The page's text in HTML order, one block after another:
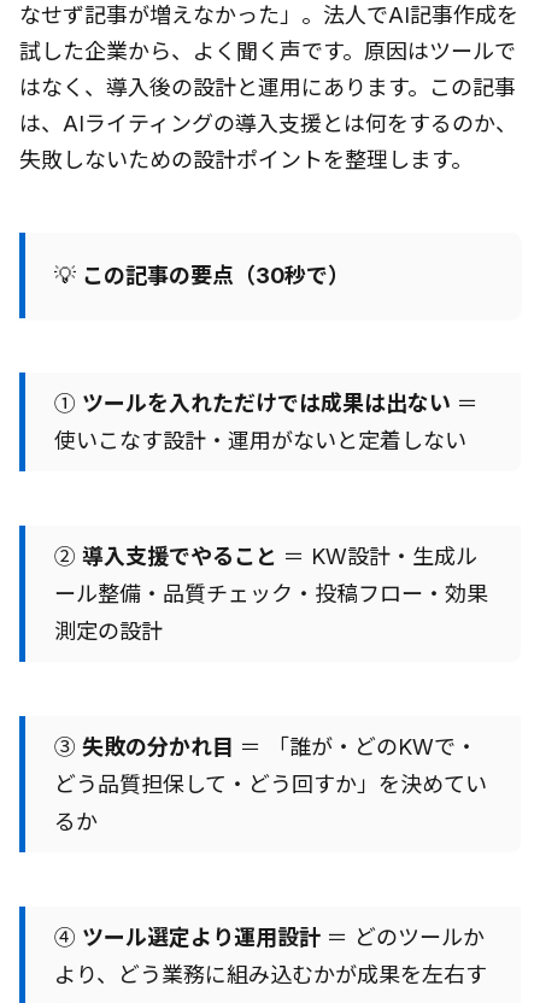
なせず記事が増えなかった」。法人でAI記事作成を
試した企業から、よく聞く声です。原因はツールで
はなく、導入後の設計と運用にあります。この記事
は、AIライティングの導入支援とは何をするのか、
失敗しないための設計ポイントを整理します。
💡 この記事の要点（30秒で）
① ツールを入れただけでは成果は出ない ＝
使いこなす設計・運用がないと定着しない
② 導入支援でやること ＝ KW設計・生成ル
ール整備・品質チェック・投稿フロー・効果
測定の設計
③ 失敗の分かれ目 ＝ 「誰が・どのKWで・
どう品質担保して・どう回すか」を決めてい
るか
④ ツール選定より運用設計 ＝ どのツールか
より、どう業務に組み込むかが成果を左右す